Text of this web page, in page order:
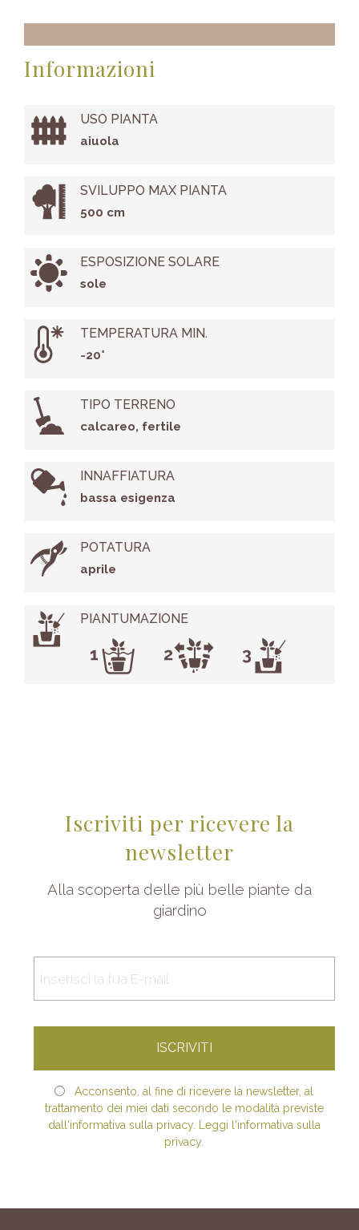
Informazioni
USO PIANTA
aiuola
SVILUPPO MAX PIANTA
500 cm
ESPOSIZIONE SOLARE
sole
TEMPERATURA MIN.
-20°
TIPO TERRENO
calcareo, fertile
INNAFFIATURA
bassa esigenza
POTATURA
aprile
PIANTUMAZIONE
Iscriviti per ricevere la
newsletter
Alla scoperta delle più belle piante da
giardino
Acconsento, al fine di ricevere la newsletter, al
trattamento dei miei dati secondo le modalità previste
dall'informativa sulla privacy. Leggi l'informativa sulla
privacy.